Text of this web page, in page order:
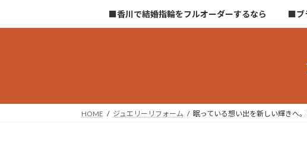
キ
に
■香川で結婚指輪をフルオーダーするなら ■ブ
HOME ジュエリーリフォーム 眠っている想い出を新しい輝きへ